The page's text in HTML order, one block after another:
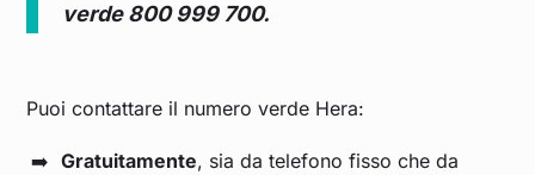
verde 800 999 700.
Puoi contattare il numero verde Hera:
Gratuitamente, sia da telefono fisso che da